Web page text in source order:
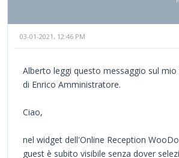
03-01-2021, 12:46 PM
Alberto leggi questo messaggio sul
di Enrico Amministratore.
Ciao,
nel widget dell'Online Reception
guest è subito visibile senza dover